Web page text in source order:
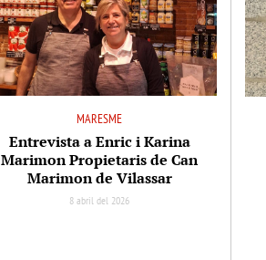
MARESME
Entrevista a Enric i Karina
Marimon Propietaris de Can
Marimon de Vilassar
8 abril del 2026